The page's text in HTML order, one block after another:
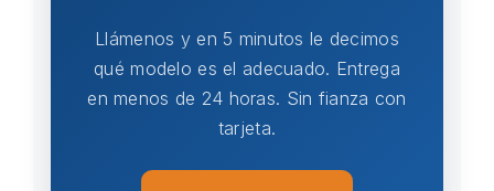
Llámenos y en 5 minutos le decimos
qué modelo es el adecuado. Entrega
en menos de 24 horas. Sin fianza con
tarjeta.